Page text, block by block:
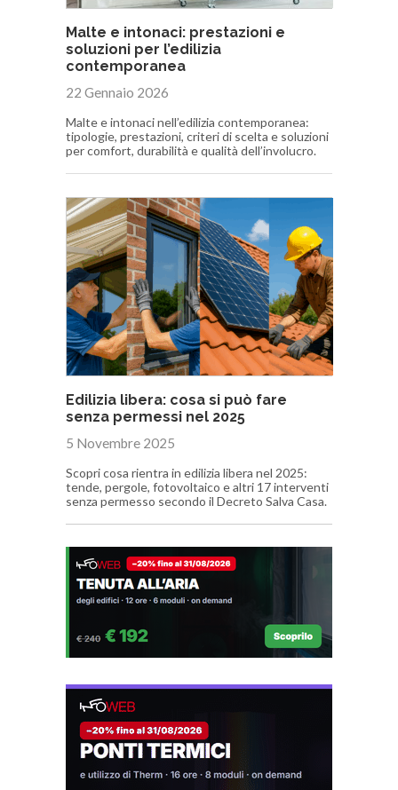
Malte e intonaci: prestazioni e
soluzioni per l’edilizia
contemporanea
22 Gennaio 2026
Malte e intonaci nell’edilizia contemporanea:
tipologie, prestazioni, criteri di scelta e soluzioni
per comfort, durabilità e qualità dell’involucro.
Edilizia libera: cosa si può fare
senza permessi nel 2025
5 Novembre 2025
Scopri cosa rientra in edilizia libera nel 2025:
tende, pergole, fotovoltaico e altri 17 interventi
senza permesso secondo il Decreto Salva Casa.